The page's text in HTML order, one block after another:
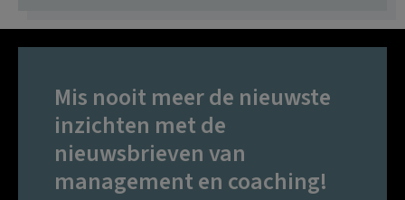
Mis nooit meer de nieuwste
inzichten met de
nieuwsbrieven van
management en coaching!